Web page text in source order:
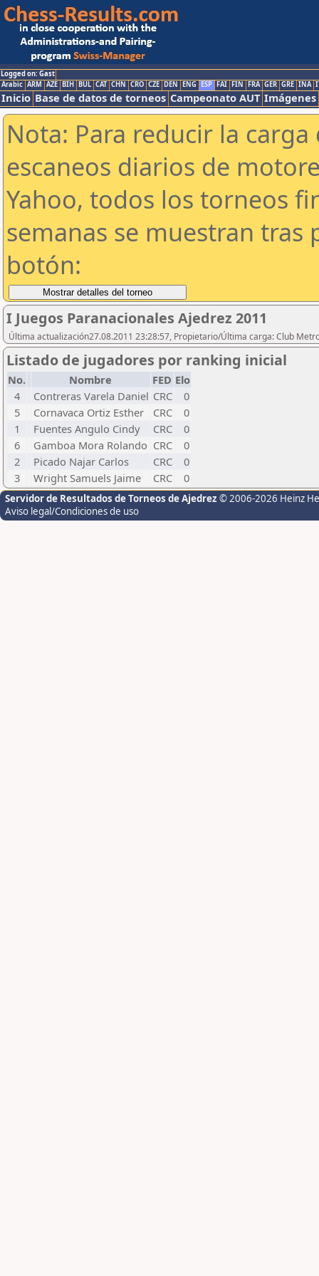
Logged on: Gast
Arabic ARM AZE BIH BUL CAT CHN CRO CZE DEN ENG ESP FAI FIN FRA GER GRE INA
Inicio Base de datos de torneos Campeonato AUT Imágenes
Nota: Para reducir la
escaneos diarios de
Yahoo, todos los torneos
semanas se muestran tras
botón:
I Juegos Paranacionales Ajedrez 2011
Última actualización27.08.2011 23:28:57, Propietario/Última carga: Club
Listado de jugadores por ranking inicial
No. Nombre FED Elo
4
Contreras Varela Daniel CRC
0
5
Cornavaca Ortiz Esther CRC
0
1
Fuentes Angulo Cindy CRC
0
6
Gamboa Mora Rolando CRC
0
2
Picado Najar Carlos CRC
0
3
Wright Samuels Jaime CRC 0
Servidor de Resultados de Torneos de Ajedrez © 2006-2026 Heinz
Aviso legal/Condiciones de uso